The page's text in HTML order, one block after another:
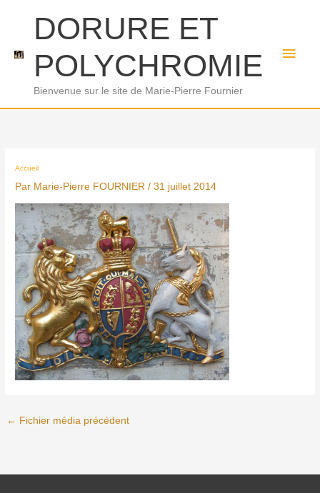
DORURE ET
POLYCHROMIE
Bienvenue sur le site de Marie-Pierre Fournier
Accueil
Par Marie-Pierre FOURNIER/31 juillet 2014
← Fichier média précédent